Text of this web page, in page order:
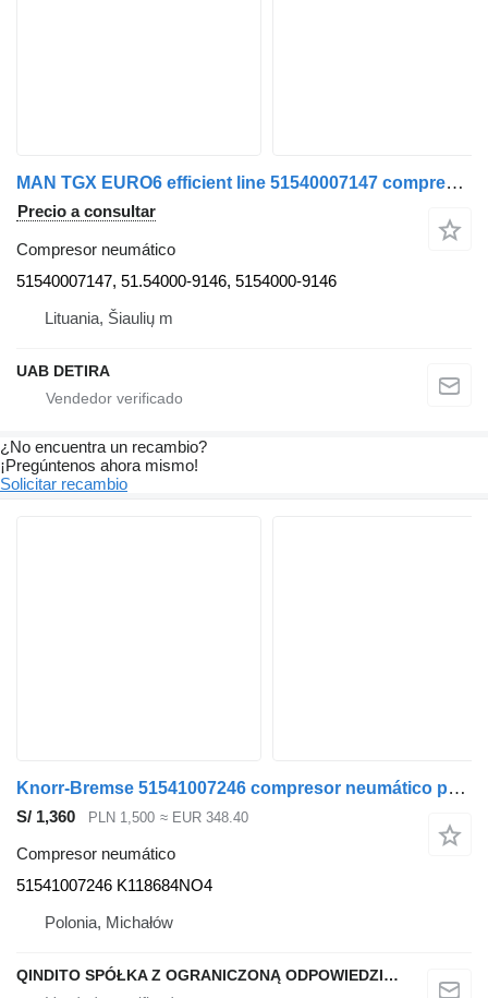
MAN TGX EURO6 efficient line 51540007147 compresor neumático para MAN TGX EURO 5 efficient line,MAN TGX EURO6 cabeza tractora
Precio a consultar
Compresor neumático
51540007147, 51.54000-9146, 5154000-9146
Lituania, Šiaulių m
UAB DETIRA
¿No encuentra un recambio?
¡Pregúntenos ahora mismo!
Solicitar recambio
Knorr-Bremse 51541007246 compresor neumático para MAN TGX TGS EURO 6 cabeza tractora
S/ 1,360 PLN 1,500 ≈ EUR 348.40
Compresor neumático
51541007246 K118684NO4
Polonia, Michałów
QINDITO SPÓŁKA Z OGRANICZONĄ ODPOWIEDZIALNOŚCIĄ